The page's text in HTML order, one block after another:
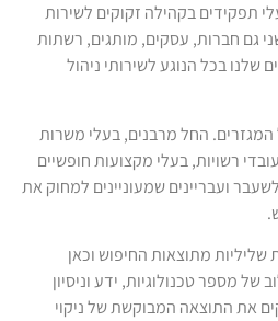
תפקידים בקהילה זקוקים לשירות
גם חברות, עסקים, מותגים, רשתות
שלנו בכל הנוגע לשירותי ניהול
החל מרבנים, בעלי משרות
רשויות, בעלי מקצועות חופשיים
ועבריינים שמעוניינים למחוק את
שליליות מתוצאות החיפוש וכאן
מספר טכנולוגיות, ידע וניסיון
את התוצאה המבוקשת של ניקוי